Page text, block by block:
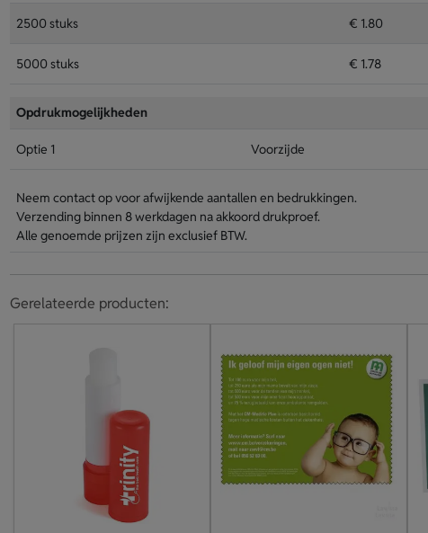
2500 stuks € 1.80
5000 stuks € 1.78
Opdrukmogelijkheden
Optie 1 Voorzijde
Neem contact op voor afwijkende aantallen en bedrukkingen.
Verzending binnen 8 werkdagen na akkoord drukproef.
Alle genoemde prijzen zijn exclusief BTW.
Gerelateerde producten: